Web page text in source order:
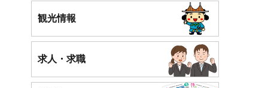
観光情報
求人・求職